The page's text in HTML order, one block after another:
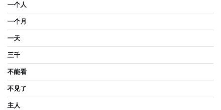
一个人
一个月
一天
三千
不能看
不见了
主人